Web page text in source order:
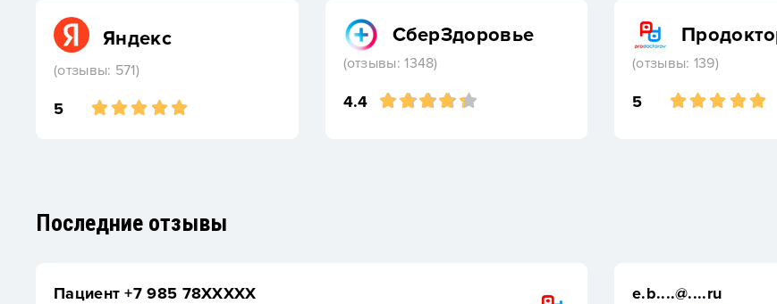
Яндекс
(отзывы: 571)
5
СберЗдоровье
(отзывы: 1348)
4.4
(отзывы: 139)
5
Последние отзывы
+7 985 78XXXXX e.b....@....ru